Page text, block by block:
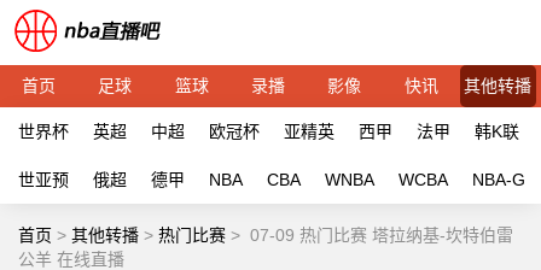
首页 足球 篮球 录播 影像 快讯 其他转播
世界杯 英超 中超 欧冠杯 亚精英 西甲 法甲 韩K联
世亚预 俄超 德甲 NBA CBA WNBA WCBA NBA-G
首页 > 其他转播 > 热门比赛 > 07-09 热门比赛 塔拉纳基-坎特伯雷
公羊 在线直播